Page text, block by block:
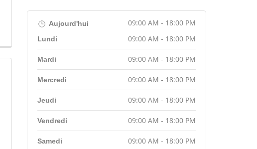
Aujourd'hui 09:00 AM - 18:00 PM
Lundi 09:00 AM - 18:00 PM
Mardi 09:00 AM - 18:00 PM
Mercredi 09:00 AM - 18:00 PM
Jeudi 09:00 AM - 18:00 PM
Vendredi 09:00 AM - 18:00 PM
Samedi 09:00 AM - 18:00 PM